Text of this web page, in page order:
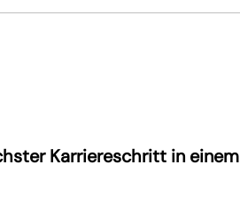
Karriereschritt in einem